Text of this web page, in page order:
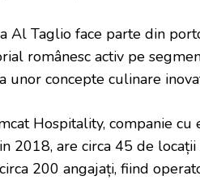
Al Taglio face parte din
românesc activ pe
unor concepte culinare
Hospitality, companie
2018, are circa 45 de
200 angajați, fiind